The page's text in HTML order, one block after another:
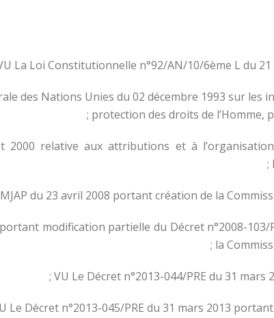
La Loi Constitutionnelle n°92/AN/10/6ème L du
des Nations Unies du 02 décembre 1993 sur
protection des droits de l’Homme,
2000 relative aux attributions et à
du 23 avril 2008 portant création de la
modification partielle du Décret n°2008-
la
VU Le Décret n°2013-044/PRE du 31
Le Décret n°2013-045/PRE du 31 mars 2013